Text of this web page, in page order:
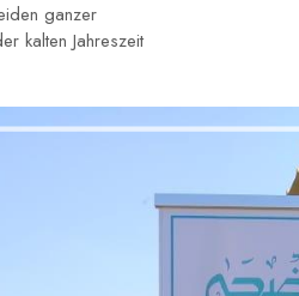
ganzer
kalten Jahreszeit